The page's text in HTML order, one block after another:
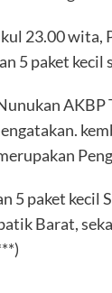
23.00 wita,
5 paket kecil
5 paket kecil
Barat,